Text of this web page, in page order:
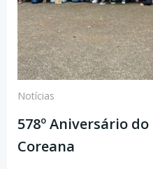
Notícias
578º Aniversário
Coreana